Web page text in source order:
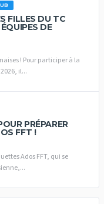
FILLES DU TC
DE
! Pour participer à la
il...
PRÉPARER
FFT !
Ados FFT, qui se